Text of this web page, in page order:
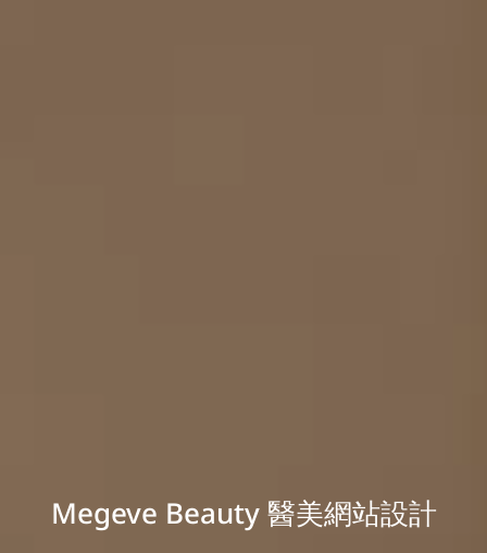
Megeve Beauty 醫美網站設計